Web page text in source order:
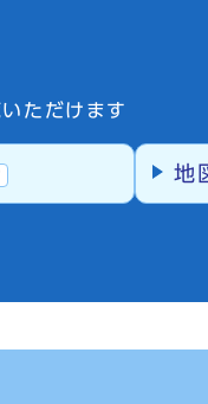
ただけます
地